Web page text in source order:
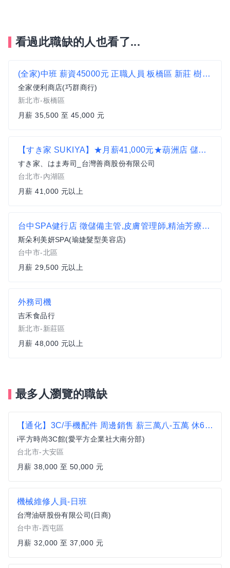
看過此職缺的人也看了...
(全家)中班 薪資45000元 正職人員 板橋區 新莊 樹林 便利商店 超商 非7-11 非統一 致理科技大學 漢生西路
全家便利商店(巧群商行)
新北市-板橋區
月薪 35,500 至 45,000 元
【すき家 SUKIYA】★月薪41,000元★葫洲店 儲備幹部
すき家、はま寿司_台灣善商股份有限公司
台北市-內湖區
月薪 41,000 元以上
台中SPA健行店 徵儲備主管,皮膚管理師,精油芳療師,助理
斯朵利美妍SPA(瑜婕髮型美容店)
台中市-北區
月薪 29,500 元以上
外務司機
吉禾食品行
新北市-新莊區
月薪 48,000 元以上
最多人瀏覽的職缺
【通化】3C/手機配件 周邊銷售 薪三萬八-五萬 休6-8天i平方3C館(饒河.中山.站前.士林.淡水.松山)
i平方時尚3C館(愛平方企業社大南分部)
台北市-大安區
月薪 38,000 至 50,000 元
機械維修人員-日班
台灣油研股份有限公司(日商)
台中市-西屯區
月薪 32,000 至 37,000 元